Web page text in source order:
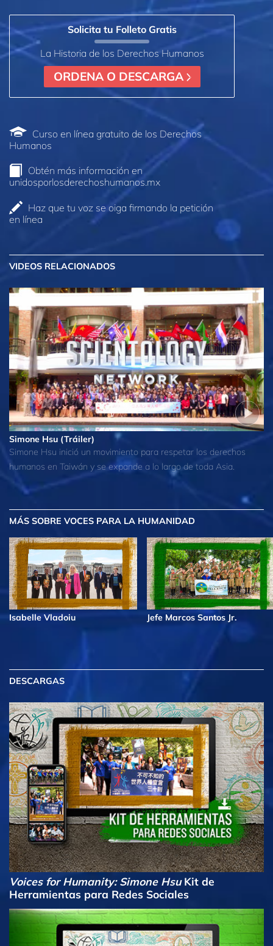
Solicita tu Folleto Gratis
La Historia de los Derechos Humanos
ORDENA O DESCARGA
Curso en línea gratuito de los Derechos
Humanos
Obtén más información en
unidosporlosderechoshumanos.mx
Haz que tu voz se oiga firmando la petición
en línea
VIDEOS RELACIONADOS
Simone Hsu (Tráiler)
Simone Hsu inició un movimiento para respetar los derechos
humanos en Taiwán y se expande a lo largo de toda Asia.
MÁS SOBRE VOCES PARA LA HUMANIDAD
Isabelle Vladoiu Jefe Marcos Santos Jr.
DESCARGAS
Voices for Humanity: Simone HsuKit de
Herramientas para Redes Sociales